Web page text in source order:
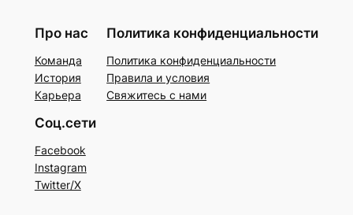
Про нас
Команда
История
Карьера
Политика конфиденциальности
Политика конфиденциальности
Правила и условия
Свяжитесь с нами
Соц.сети
Facebook
Instagram
Twitter/X